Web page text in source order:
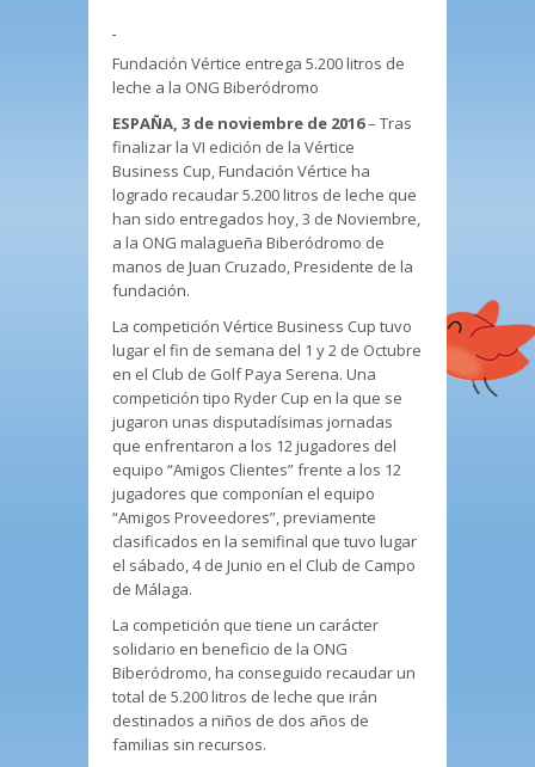
Fundación Vértice entrega 5.200 litros de
leche a la ONG Biberódromo
ESPAÑA, 3 de noviembre de 2016– Tras
finalizar la VI edición de la Vértice
Business Cup, Fundación Vértice ha
logrado recaudar 5.200 litros de leche que
han sido entregados hoy, 3 de Noviembre,
a la ONG malagueña Biberódromo de
manos de Juan Cruzado, Presidente de la
fundación.
La competición Vértice Business Cup tuvo
lugar el fin de semana del 1 y 2 de Octubre
en el Club de Golf Paya Serena. Una
competición tipo Ryder Cup en la que se
jugaron unas disputadísimas jornadas
que enfrentaron a los 12 jugadores del
equipo “Amigos Clientes” frente a los 12
jugadores que componían el equipo
“Amigos Proveedores”, previamente
clasificados en la semifinal que tuvo lugar
el sábado, 4 de Junio en el Club de Campo
de Málaga.
La competición que tiene un carácter
solidario en beneficio de la ONG
Biberódromo, ha conseguido recaudar un
total de 5.200 litros de leche que irán
destinados a niños de dos años de
familias sin recursos.